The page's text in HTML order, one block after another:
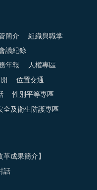
簡介 組織與職掌
議紀錄
年報 人權專區
位置交通
性別平等專區
全及衛生防護專區
革成果簡介】
話